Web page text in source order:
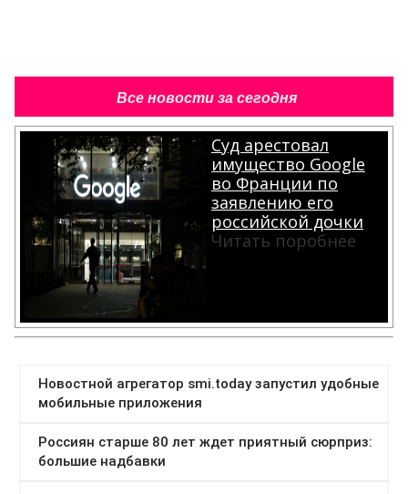
Все новости за сегодня
Суд арестовал
имущество Google
во Франции по
заявлению его
российской дочки
Читать поробнее